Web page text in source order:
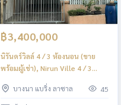
฿3,400,000
นิรันดร์วิลล์ 4 / 3 ห้องนอน (ขาย
พร้อมผู้เช่า), Nirun Ville 4 / 3
DA005บางนา แบริ่ง ลาซาล 45